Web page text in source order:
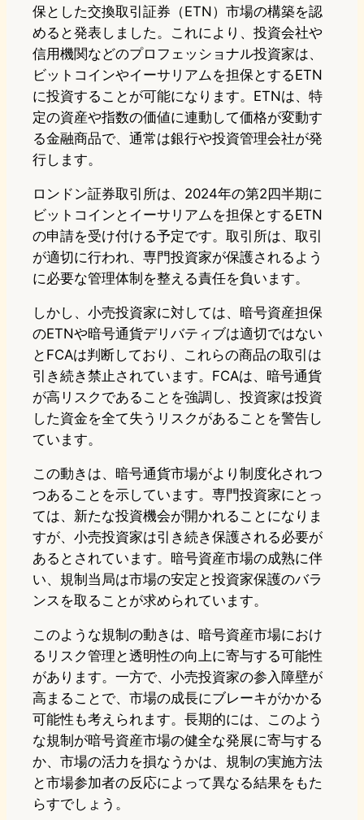
保とした交換取引証券（ETN）市場の構築を認
めると発表しました。これにより、投資会社や
信用機関などのプロフェッショナル投資家は、
ビットコインやイーサリアムを担保とするETN
に投資することが可能になります。ETNは、特
定の資産や指数の価値に連動して価格が変動す
る金融商品で、通常は銀行や投資管理会社が発
行します。
ロンドン証券取引所は、2024年の第2四半期に
ビットコインとイーサリアムを担保とするETN
の申請を受け付ける予定です。取引所は、取引
が適切に行われ、専門投資家が保護されるよう
に必要な管理体制を整える責任を負います。
しかし、小売投資家に対しては、暗号資産担保
のETNや暗号通貨デリバティブは適切ではない
とFCAは判断しており、これらの商品の取引は
引き続き禁止されています。FCAは、暗号通貨
が高リスクであることを強調し、投資家は投資
した資金を全て失うリスクがあることを警告し
ています。
この動きは、暗号通貨市場がより制度化されつ
つあることを示しています。専門投資家にとっ
ては、新たな投資機会が開かれることになりま
すが、小売投資家は引き続き保護される必要が
あるとされています。暗号資産市場の成熟に伴
い、規制当局は市場の安定と投資家保護のバラ
ンスを取ることが求められています。
このような規制の動きは、暗号資産市場におけ
るリスク管理と透明性の向上に寄与する可能性
があります。一方で、小売投資家の参入障壁が
高まることで、市場の成長にブレーキがかかる
可能性も考えられます。長期的には、このよう
な規制が暗号資産市場の健全な発展に寄与する
か、市場の活力を損なうかは、規制の実施方法
と市場参加者の反応によって異なる結果をもた
らすでしょう。